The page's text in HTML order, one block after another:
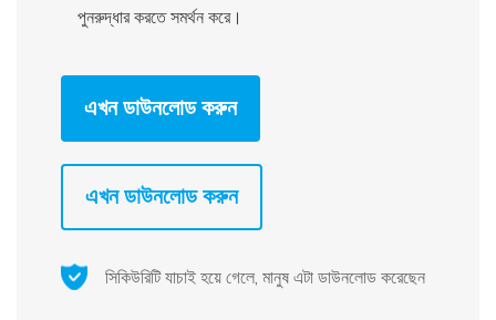
পুনরুদ্ধার করতে সমর্থন করে।
এখন ডাউনলোড করুন
এখন ডাউনলোড করুন
সিকিউরিটি যাচাই হয়ে গেলে, মানুষ এটা ডাউনলোড করেছেন